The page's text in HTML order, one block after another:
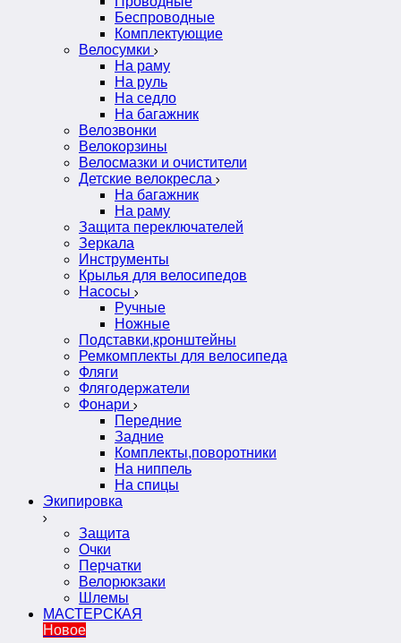
Беспроводные
Комплектующие
Велосумки
На раму
На руль
На седло
На багажник
Велозвонки
Велокорзины
Велосмазки и очистители
Детские велокресла
На багажник
На раму
Защита переключателей
Зеркала
Инструменты
Крылья для велосипедов
Насосы
Ручные
Ножные
Подставки,кронштейны
Ремкомплекты для велосипеда
Фляги
Флягодержатели
Фонари
Передние
Задние
Комплекты,поворотники
На ниппель
На спицы
Экипировка
Защита
Очки
Перчатки
Велорюкзаки
Шлемы
МАСТЕРСКАЯ
Новое